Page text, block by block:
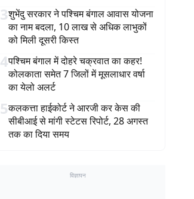
3शुभेंदु सरकार ने पश्चिम बंगाल आवास योजना
का नाम बदला, 10 लाख से अधिक लाभुकों
को मिली दूसरी किस्त
4पश्चिम बंगाल में दोहरे चक्रवात का कहर!
कोलकाता समेत 7 जिलों में मूसलाधार वर्षा
का येलो अलर्ट
5कलकत्ता हाईकोर्ट ने आरजी कर केस की
सीबीआई से मांगी स्टेटस रिपोर्ट, 28 अगस्त
तक का दिया समय
विज्ञापन